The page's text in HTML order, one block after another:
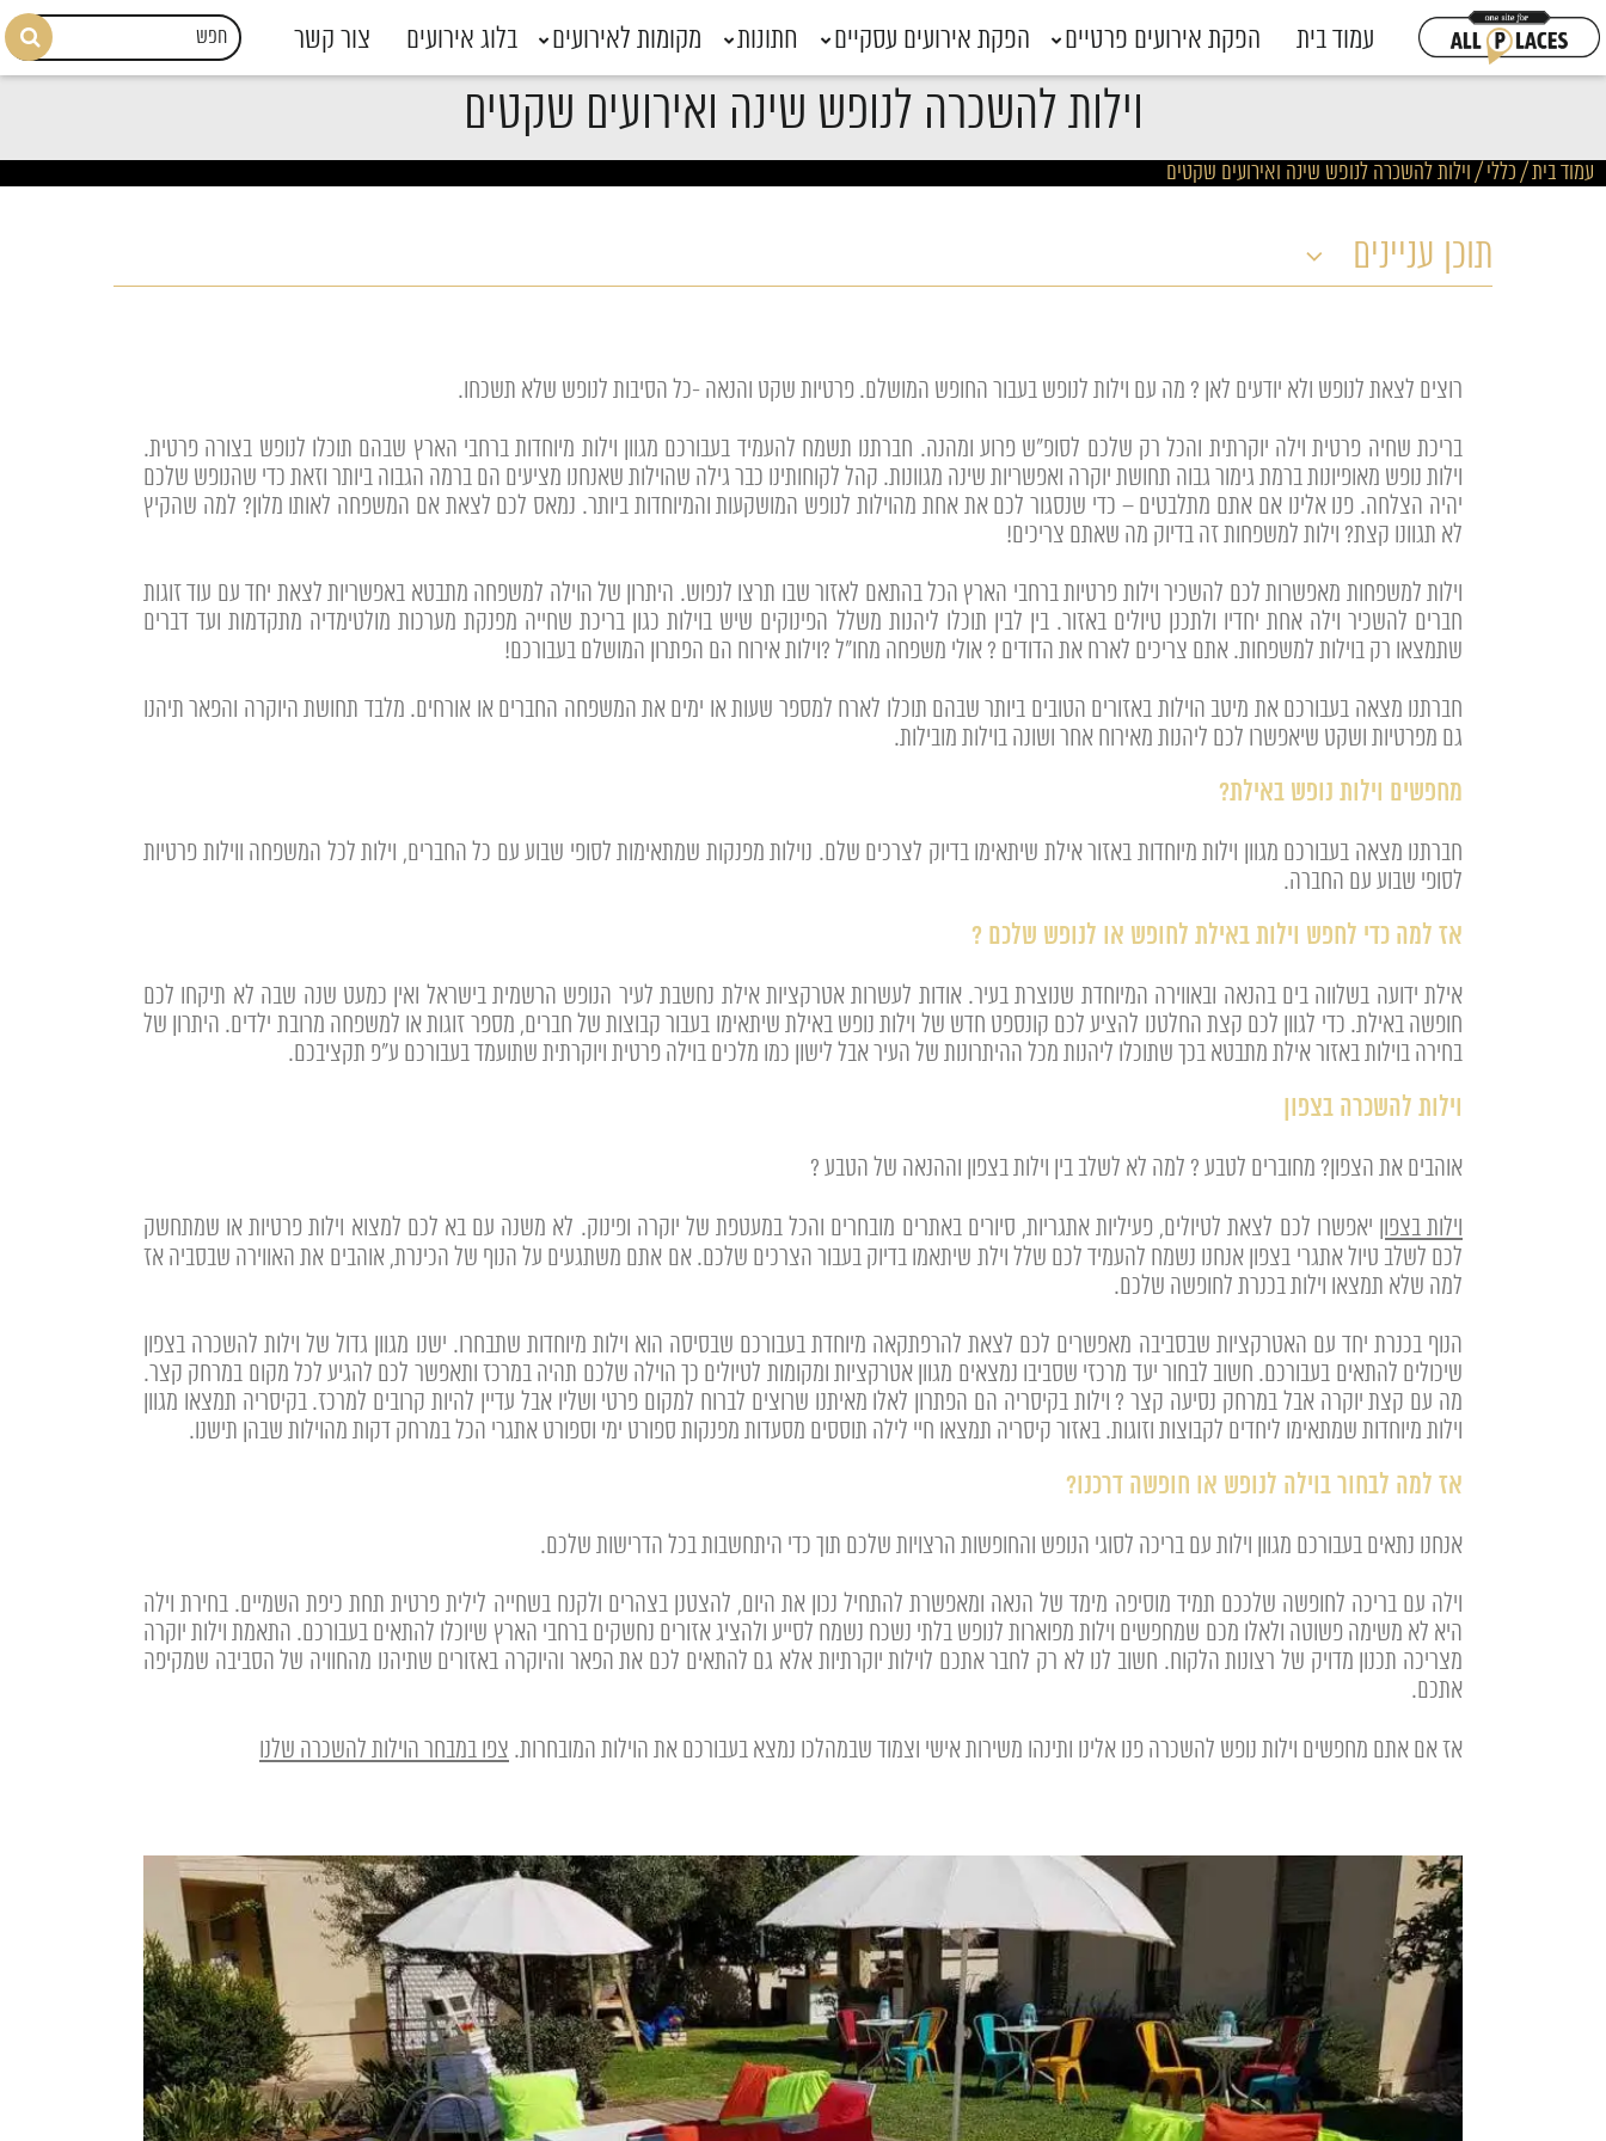
עמוד בית הפקת אירועים פרטיים הפקת אירועים עסקיים חתונות מקומות לאירועים בלוג אירועים צור קשר
וילות להשכרה לנופש שינה ואירועים שקטים
עמוד בית/כללי/וילות להשכרה לנופש שינה ואירועים שקטים
תוכן עניינים
רוצים לצאת לנופש ולא יודעים לאן ? מה עם וילות לנופש בעבור החופש המושלם. פרטיות שקט והנאה -כל הסיבות לנופש שלא תשכחו.
בריכת שחיה פרטית וילה יוקרתית והכל רק שלכם לסופ"ש פרוע ומהנה. חברתנו תשמח להעמיד בעבורכם מגוון וילות מיוחדות ברחבי הארץ שבהם תוכלו לנופש בצורה פרטית.
וילות נופש מאופיונות ברמת גימור גבוה תחושת יוקרה ואפשריות שינה מגוונות. קהל לקוחותינו כבר גילה שהוילות שאנחנו מציעים הם ברמה הגבוה ביותר וזאת כדי שהנופש שלכם
יהיה הצלחה. פנו אלינו אם אתם מתלבטים – כדי שנסגור לכם את אחת מהוילות לנופש המושקעות והמיוחדות ביותר. נמאס לכם לצאת אם המשפחה לאותו מלון? למה שהקיץ
לא תגוונו קצת? וילות למשפחות זה בדיוק מה שאתם צריכים!
וילות למשפחות מאפשרות לכם להשכיר וילות פרטיות ברחבי הארץ הכל בהתאם לאזור שבו תרצו לנפוש. היתרון של הוילה למשפחה מתבטא באפשריות לצאת יחד עם עוד זוגות
חברים להשכיר וילה אחת יחדיו ולתכנן טיולים באזור. בין לבין תוכלו ליהנות משלל הפינוקים שיש בוילות כגון בריכת שחייה מפנקת מערכות מולטימדיה מתקדמות ועד דברים
שתמצאו רק בוילות למשפחות. אתם צריכים לארח את הדודים ? אולי משפחה מחו"ל ?וילות אירוח הם הפתרון המושלם בעבורכם!
חברתנו מצאה בעבורכם את מיטב הוילות באזורים הטובים ביותר שבהם תוכלו לארח למספר שעות או ימים את המשפחה החברים או אורחים. מלבד תחושת היוקרה והפאר תיהנו
גם מפרטיות ושקט שיאפשרו לכם ליהנות מאירוח אחר ושונה בוילות מובילות.
מחפשים וילות נופש באילת?
חברתנו מצאה בעבורכם מגוון וילות מיוחדות באזור אילת שיתאימו בדיוק לצרכים שלם. נוילות מפנקות שמתאימות לסופי שבוע עם כל החברים, וילות לכל המשפחה ווילות פרטיות
לסופי שבוע עם החברה.
אז למה כדי לחפש וילות באילת לחופש או לנופש שלכם ?
אילת ידועה בשלווה בים בהנאה ובאווירה המיוחדת שנוצרת בעיר. אודות לעשרות אטרקציות אילת נחשבת לעיר הנופש הרשמית בישראל ואין כמעט שנה שבה לא תיקחו לכם
חופשה באילת. כדי לגוון לכם קצת החלטנו להציע לכם קונספט חדש של וילות נופש באילת שיתאימו בעבור קבוצות של חברים, מספר זוגות או למשפחה מרובת ילדים. היתרון של
בחירה בוילות באזור אילת מתבטא בכך שתוכלו ליהנות מכל ההיתרונות של העיר אבל לישון כמו מלכים בוילה פרטית ויוקרתית שתועמד בעבורכם ע"פ תקציבכם.
וילות להשכרה בצפון
אוהבים את הצפון? מחוברים לטבע ? למה לא לשלב בין וילות בצפון וההנאה של הטבע ?
וילות בצפון יאפשרו לכם לצאת לטיולים, פעיליות אתגריות, סיורים באתרים מובחרים והכל במעטפת של יוקרה ופינוק. לא משנה עם בא לכם למצוא וילות פרטיות או שמתחשק
לכם לשלב טיול אתגרי בצפון אנחנו נשמח להעמיד לכם שלל וילת שיתאמו בדיוק בעבור הצרכים שלכם. אם אתם משתגעים על הנוף של הכינרת, אוהבים את האווירה שבסביה אז
למה שלא תמצאו וילות בכנרת לחופשה שלכם.
הנוף בכנרת יחד עם האטרקציות שבסביבה מאפשרים לכם לצאת להרפתקאה מיוחדת בעבורכם שבסיסה הוא וילות מיוחדות שתבחרו. ישנו מגוון גדול של וילות להשכרה בצפון
שיכולים להתאים בעבורכם. חשוב לבחור יעד מרכזי שסביבו נמצאים מגוון אטרקציות ומקומות לטיולים כך הוילה שלכם תהיה במרכז ותאפשר לכם להגיע לכל מקום במרחק קצר.
מה עם קצת יוקרה אבל במרחק נסיעה קצר ? וילות בקיסריה הם הפתרון לאלו מאיתנו שרוצים לברוח למקום פרטי ושליו אבל עדיין להיות קרובים למרכז. בקיסריה תמצאו מגוון
וילות מיוחדות שמתאימו ליחדים לקבוצות וזוגות. באזור קיסריה תמצאו חיי לילה תוססים מסעדות מפנקות ספורט ימי וספורט אתגרי הכל במרחק דקות מהוילות שבהן תישנו.
אז למה לבחור בוילה לנופש או חופשה דרכנו?
אנחנו נתאים בעבורכם מגוון וילות עם בריכה לסוגי הנופש והחופשות הרצויות שלכם תוך כדי היתחשבות בכל הדרישות שלכם.
וילה עם בריכה לחופשה שלככם תמיד מוסיפה מימד של הנאה ומאפשרת להתחיל נכון את היום, להצטנן בצהרים ולקנח בשחייה לילית פרטית תחת כיפת השמיים. בחירת וילה
היא לא משימה פשוטה ולאלו מכם שמחפשים וילות מפוארות לנופש בלתי נשכח נשמח לסייע ולהציג אזורים נחשקים ברחבי הארץ שיוכלו להתאים בעבורכם. התאמת וילות יוקרה
מצריכה תכנון מדויק של רצונות הלקוח. חשוב לנו לא רק לחבר אתכם לוילות יוקרתיות אלא גם להתאים לכם את הפאר והיוקרה באזורים שתיהנו מהחוויה של הסביבה שמקיפה
אתכם.
אז אם אתם מחפשים וילות נופש להשכרה פנו אלינו ותינהו משירות אישי וצמוד שבמהלכו נמצא בעבורכם את הוילות המובחרות. צפו במבחר הוילות להשכרה שלנו